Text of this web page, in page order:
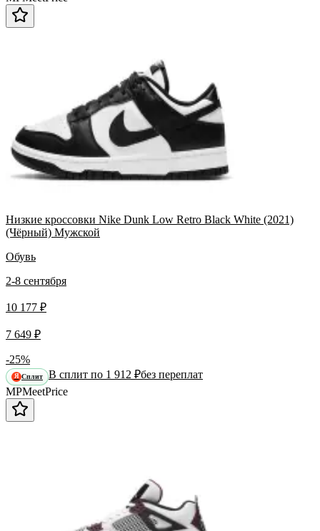
Низкие кроссовки Nike Dunk Low Retro Black White (2021)
(Чёрный) Мужской
Обувь
2-8 сентября
10 177 ₽
7 649 ₽
-25%
Я Сплит В сплит по 1 912 ₽без переплат
MPMeetPrice